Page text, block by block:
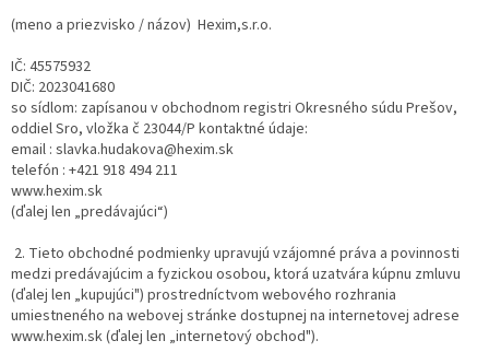
(meno a priezvisko / názov) Hexim,s.r.o.
IČ: 45575932
DIČ: 2023041680
so sídlom: zapísanou v obchodnom registri Okresného súdu Prešov,
oddiel Sro, vložka č 23044/P kontaktné údaje:
email : slavka.hudakova@hexim.sk
telefón : +421 918 494 211
www.hexim.sk
(ďalej len „predávajúci“)
2. Tieto obchodné podmienky upravujú vzájomné práva a povinnosti
medzi predávajúcim a fyzickou osobou, ktorá uzatvára kúpnu zmluvu
(ďalej len „kupujúci") prostredníctvom webového rozhrania
umiestneného na webovej stránke dostupnej na internetovej adrese
www.hexim.sk (ďalej len „internetový obchod").